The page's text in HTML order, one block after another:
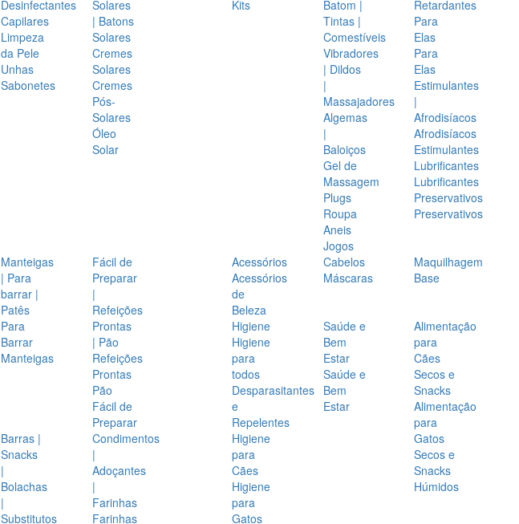
Desinfectantes
Capilares
Limpeza
da Pele
Unhas
Sabonetes
Solares
| Batons
Solares
Cremes
Solares
Cremes
Pós-
Solares
Óleo
Solar
Kits
Batom |
Tintas |
Comestíveis
Vibradores
| Dildos
|
Massajadores
Algemas
|
Baloiços
Gel de
Massagem
Plugs
Roupa
Aneis
Jogos
Retardantes
Para
Elas
Para
Elas
Estimulantes
|
Afrodisíacos
Afrodisíacos
Estimulantes
Lubrificantes
Lubrificantes
Preservativos
Preservativos
Manteigas
| Para
barrar |
Patês
Para
Barrar
Manteigas
Fácil de
Preparar
|
Refeições
Prontas
| Pão
Refeições
Prontas
Pão
Fácil de
Preparar
Barras |
Snacks
|
Bolachas
|
Substitutos
Condimentos
|
Adoçantes
|
Farinhas
Farinhas
Acessórios
Acessórios
de
Beleza
Cabelos
Máscaras
Maquilhagem
Base
Higiene
Higiene
para
todos
Desparasitantes
e
Repelentes
Higiene
para
Cães
Higiene
para
Gatos
Saúde e
Bem
Estar
Saúde e
Bem
Estar
Alimentação
para
Cães
Secos e
Snacks
Alimentação
para
Gatos
Secos e
Snacks
Húmidos